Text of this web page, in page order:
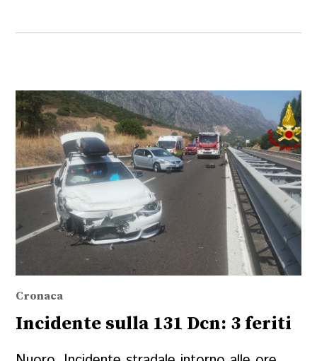
Cronaca
Incidente sulla 131 Dcn: 3 feriti